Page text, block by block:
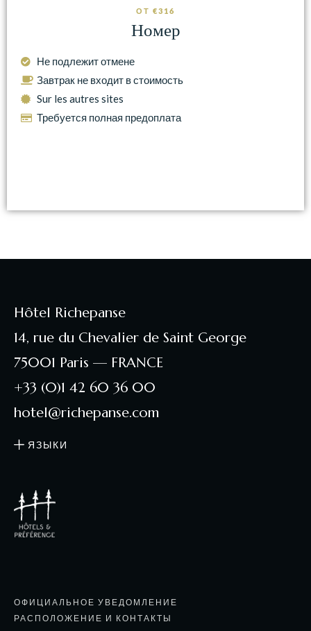
ОТ €316
Номер
Не подлежит отмене
Завтрак не входит в стоимость
Sur les autres sites
Требуется полная предоплата
Hôtel Richepanse
14, rue du Chevalier de Saint George
75001 Paris — FRANCE
+33 (0)1 42 60 36 00
hotel@richepanse.com
ЯЗЫКИ
ОФИЦИАЛЬНОЕ УВЕДОМЛЕНИЕ
РАСПОЛОЖЕНИЕ И КОНТАКТЫ